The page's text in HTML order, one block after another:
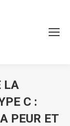
LA
C :
PEUR ET